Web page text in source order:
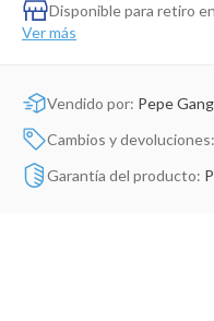
Disponible para retiro
Ver más
Vendido por: Pepe
Cambios y devoluciones:
Garantía del producto:
Dinosaurio Juguete